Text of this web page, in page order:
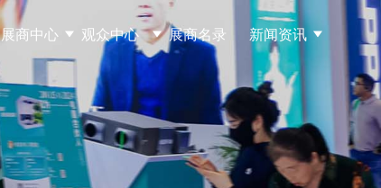
展商中心 观众中心 展商名录 新闻资讯